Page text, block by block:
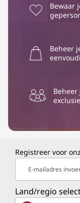
Bewaar
Beheer
Registreer voor
E-mailadres
Land/regio